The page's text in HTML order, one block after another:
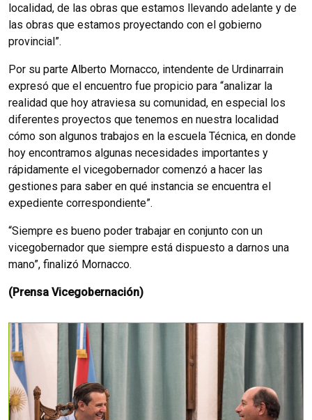
localidad, de las obras que estamos llevando adelante y de
las obras que estamos proyectando con el gobierno
provincial”.
Por su parte Alberto Mornacco, intendente de Urdinarrain
expresó que el encuentro fue propicio para “analizar la
realidad que hoy atraviesa su comunidad, en especial los
diferentes proyectos que tenemos en nuestra localidad
cómo son algunos trabajos en la escuela Técnica, en donde
hoy encontramos algunas necesidades importantes y
rápidamente el vicegobernador comenzó a hacer las
gestiones para saber en qué instancia se encuentra el
expediente correspondiente”.
“Siempre es bueno poder trabajar en conjunto con un
vicegobernador que siempre está dispuesto a darnos una
mano”, finalizó Mornacco.
(Prensa Vicegobernación)